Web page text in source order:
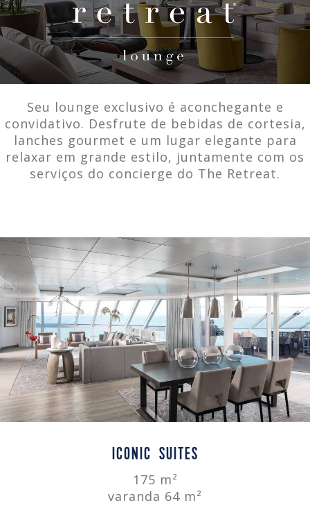
Seu lounge exclusivo é aconchegante e
convidativo. Desfrute de bebidas de cortesia,
lanches gourmet e um lugar elegante para
relaxar em grande estilo, juntamente com os
serviços do concierge do The Retreat.
ICONIC SUITES
175 m²
varanda 64 m²